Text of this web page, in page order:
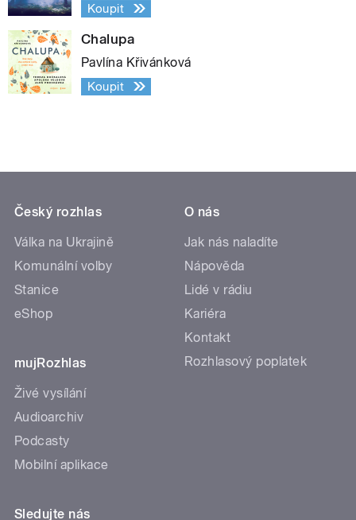
Koupit
Chalupa
Pavlína Křivánková
Koupit
Český rozhlas
Válka na Ukrajině
Komunální volby
Stanice
eShop
mujRozhlas
Živé vysílání
Audioarchiv
Podcasty
Mobilní aplikace
O nás
Jak nás naladíte
Nápověda
Lidé v rádiu
Kariéra
Kontakt
Rozhlasový poplatek
Sledujte nás